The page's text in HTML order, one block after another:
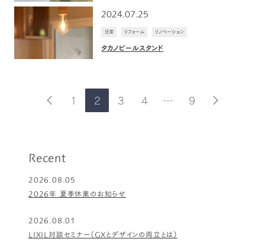
タカノビールスタンド
日常 リフォーム リノベーション
2024.07.25
前
1 2 3 4 … 9
次
Recent
2026.08.05
2026年 夏季休業のお知らせ
2026.08.01
LIXIL対談セミナー（GXとデザインの両立とは）